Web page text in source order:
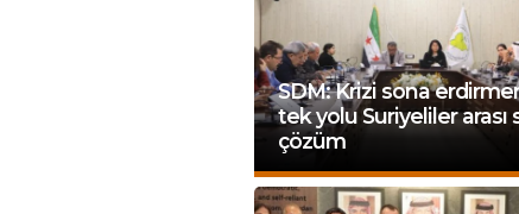
SDM: Krizi sona
tek yolu Suriyeliler arası
çözüm